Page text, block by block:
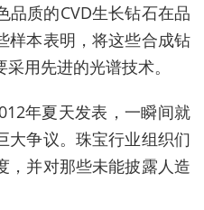
品质的CVD生长钻石在品
样本表明，将这些合成钻
用先进的光谱技术。
年夏天发表，一瞬间就
大争议。珠宝行业组织们
，并对那些未能披露人造